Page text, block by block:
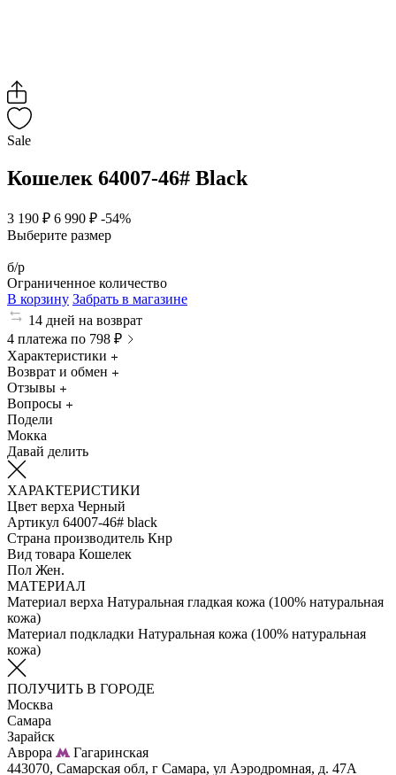
Sale
Кошелек 64007-46# Black
3 190 ₽ 6 990 ₽ -54%
Выберите размер
б/р
Ограниченное количество
В корзину Забрать в магазине
14 дней на возврат
4 платежа по 798 ₽
Характеристики
Возврат и обмен
Отзывы
Вопросы
Подели
Мокка
Давай делить
ХАРАКТЕРИСТИКИ
Цвет верха Черный
Артикул 64007-46# black
Страна производитель Кнр
Вид товара Кошелек
Пол Жен.
МАТЕРИАЛ
Материал верха Натуральная гладкая кожа (100% натуральная
кожа)
Материал подкладки Натуральная кожа (100% натуральная
кожа)
ПОЛУЧИТЬ В ГОРОДЕ
Москва
Самара
Зарайск
Аврора
Гагаринская
443070, Самарская обл, г Самара, ул Аэродромная, д. 47А